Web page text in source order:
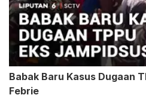
Babak Baru Kasus Dugaan
Febrie